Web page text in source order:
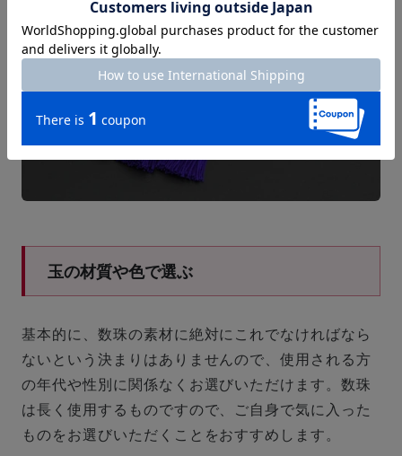
玉の材質や色で選ぶ
基本的に、数珠の素材に絶対にこれでなければなら
ないという決まりはありませんので、使用される方
の年代や性別に関係なくお選びいただけます。数珠
は長く使用するものですので、ご自身で気に入った
ものをお選びいただくことをおすすめします。